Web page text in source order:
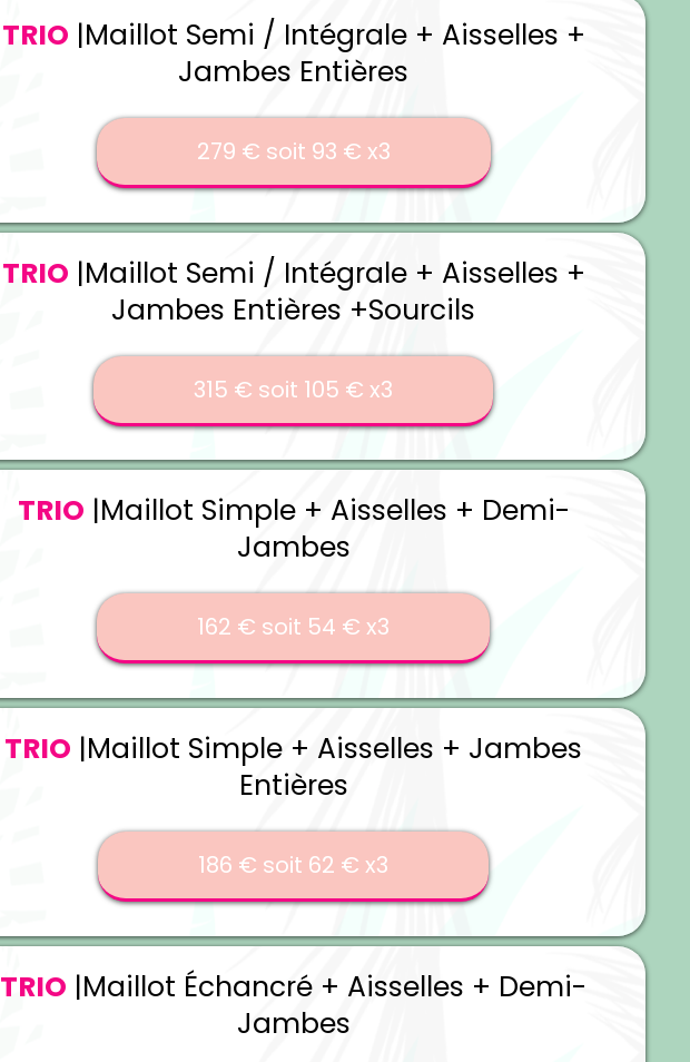
TRIO |Maillot Semi / Intégrale + Aisselles +
Jambes Entières
279 € soit 93 € x3
TRIO |Maillot Semi / Intégrale + Aisselles +
Jambes Entières +Sourcils
315 € soit 105 € x3
TRIO |Maillot Simple + Aisselles + Demi-
Jambes
162 € soit 54 € x3
TRIO |Maillot Simple + Aisselles + Jambes
Entières
186 € soit 62 € x3
TRIO |Maillot Échancré + Aisselles + Demi-
Jambes